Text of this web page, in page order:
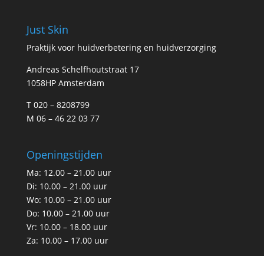
Just Skin
Praktijk voor huidverbetering en huidverzorging
Andreas Schelfhoutstraat 17
1058HP Amsterdam
T 020 – 8208799
M 06 – 46 22 03 77
Openingstijden
Ma: 12.00 – 21.00 uur
Di: 10.00 – 21.00 uur
Wo: 10.00 – 21.00 uur
Do: 10.00 – 21.00 uur
Vr: 10.00 – 18.00 uur
Za: 10.00 – 17.00 uur